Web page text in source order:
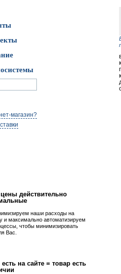
магазин?
действительно
наши расходы на
и максимально автоматизируем
чтобы минимизировать
Вас.
на сайте = товар есть